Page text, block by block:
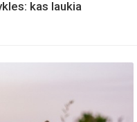
kas laukia